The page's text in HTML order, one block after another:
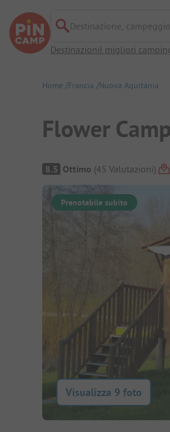
Destinazione, campeggio
DestinazioniI migliori
Home Francia Nuova Aquitania
Flower
Panoramica
8.5 Ottimo (45 Valutazioni)
Prenotabile subito
Visualizza 9 foto